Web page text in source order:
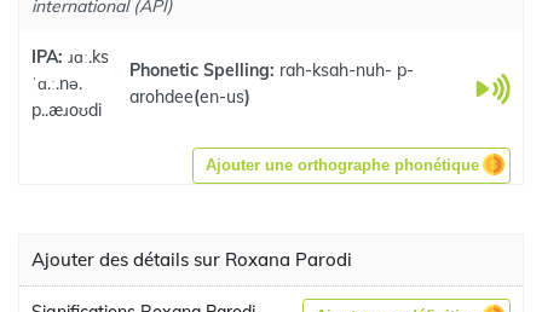
international (API)
IPA: ɹɑː.ks
ˈɑ.ː.nə.
p..æɹoʊdi
Phonetic Spelling: rah-ksah-nuh- p-
arohdee(en-us)
Ajouter une orthographe phonétique
Ajouter des détails sur Roxana Parodi